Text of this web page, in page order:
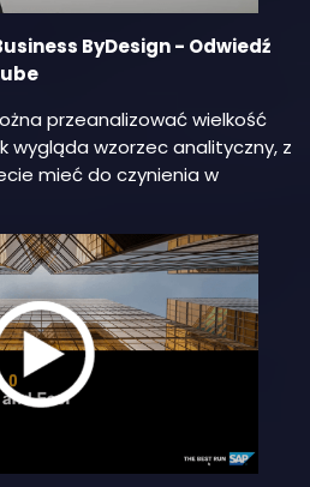
ByDesign - Odwiedź
przeanalizować wielkość
wygląda wzorzec analityczny, z
mieć do czynienia w